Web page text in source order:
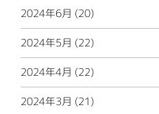
2024年6月 (20)
2024年5月 (22)
2024年4月 (22)
2024年3月 (21)